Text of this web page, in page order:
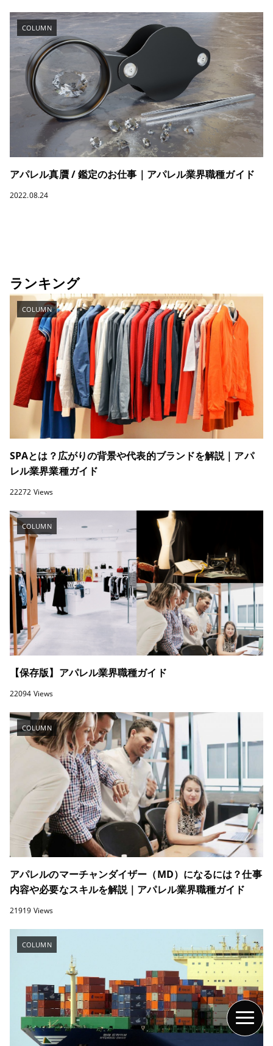
COLUMN
アパレル真贋 / 鑑定のお仕事｜アパレル業界職種ガイド
2022.08.24
ランキング
COLUMN
SPAとは？広がりの背景や代表的ブランドを解説｜アパ
レル業界業種ガイド
22272 Views
COLUMN
【保存版】アパレル業界職種ガイド
22094 Views
COLUMN
アパレルのマーチャンダイザー（MD）になるには？仕事
内容や必要なスキルを解説｜アパレル業界職種ガイド
21919 Views
COLUMN